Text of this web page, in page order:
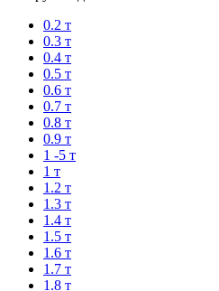
0.2 т
0.3 т
0.4 т
0.5 т
0.6 т
0.7 т
0.8 т
0.9 т
1 -5 т
1 т
1.2 т
1.3 т
1.4 т
1.5 т
1.6 т
1.7 т
1.8 т